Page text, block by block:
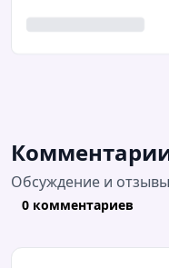
Обсуждение и
0 комментариев